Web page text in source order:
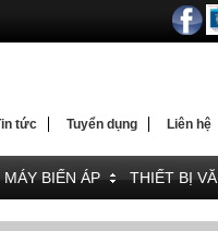
PHÁT ĐIỆN VÀ BỘ LƯU
tức Tuyển dụng Liên hệ
MÁY BIẾN ÁP THIẾT BỊ